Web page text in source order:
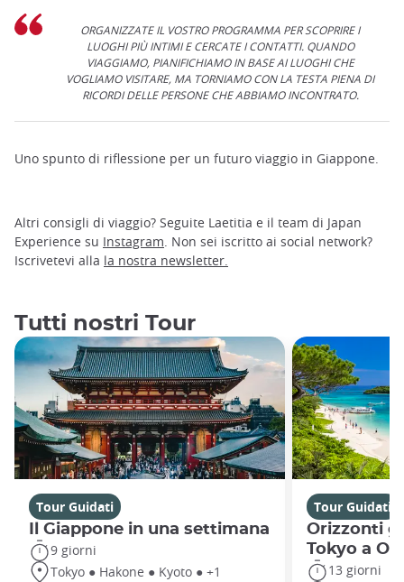
ORGANIZZATE IL VOSTRO PROGRAMMA PER SCOPRIRE I
LUOGHI PIÙ INTIMI E CERCATE I CONTATTI. QUANDO
VIAGGIAMO, PIANIFICHIAMO IN BASE AI LUOGHI CHE
VOGLIAMO VISITARE, MA TORNIAMO CON LA TESTA PIENA DI
RICORDI DELLE PERSONE CHE ABBIAMO INCONTRATO.
Uno spunto di riflessione per un futuro viaggio in Giappone.
Altri consigli di viaggio? Seguite Laetitia e il team di Japan
Experience su Instagram . Non sei iscritto ai social network?
Iscrivetevi alla la nostra newsletter.
Tutti nostri Tour
Tour Guidati
Il Giappone in una settimana
9 giorni
Tokyo ● Hakone ● Kyoto ● +1
Tour Guidati
Orizzonti
Tokyo a
13 giorni